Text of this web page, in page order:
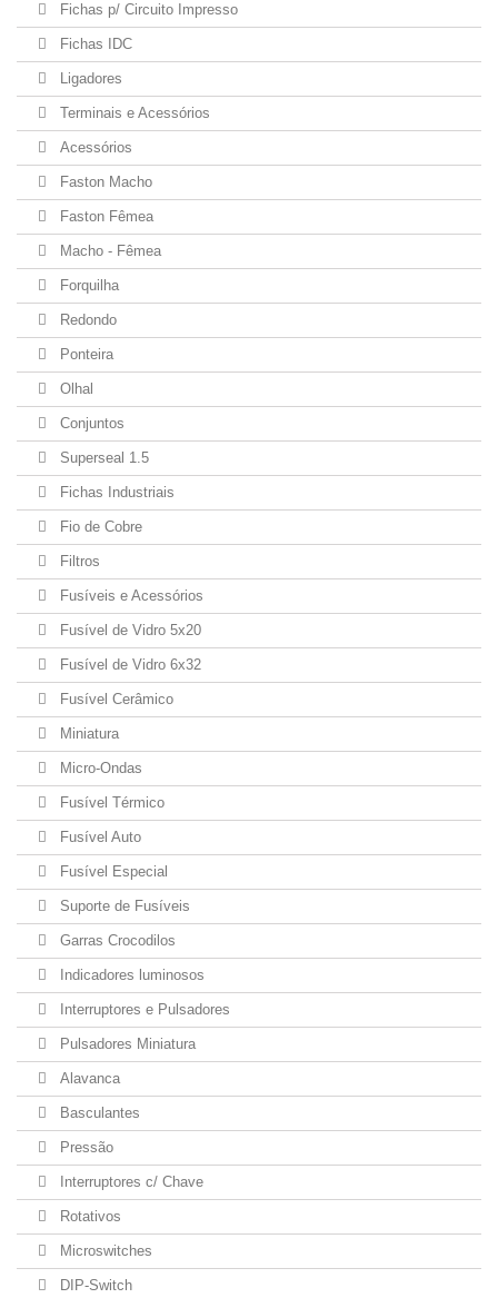
Fichas p/ Circuito Impresso
Fichas IDC
Ligadores
Terminais e Acessórios
Acessórios
Faston Macho
Faston Fêmea
Macho - Fêmea
Forquilha
Redondo
Ponteira
Olhal
Conjuntos
Superseal 1.5
Fichas Industriais
Fio de Cobre
Filtros
Fusíveis e Acessórios
Fusível de Vidro 5x20
Fusível de Vidro 6x32
Fusível Cerâmico
Miniatura
Micro-Ondas
Fusível Térmico
Fusível Auto
Fusível Especial
Suporte de Fusíveis
Garras Crocodilos
Indicadores luminosos
Interruptores e Pulsadores
Pulsadores Miniatura
Alavanca
Basculantes
Pressão
Interruptores c/ Chave
Rotativos
Microswitches
DIP-Switch